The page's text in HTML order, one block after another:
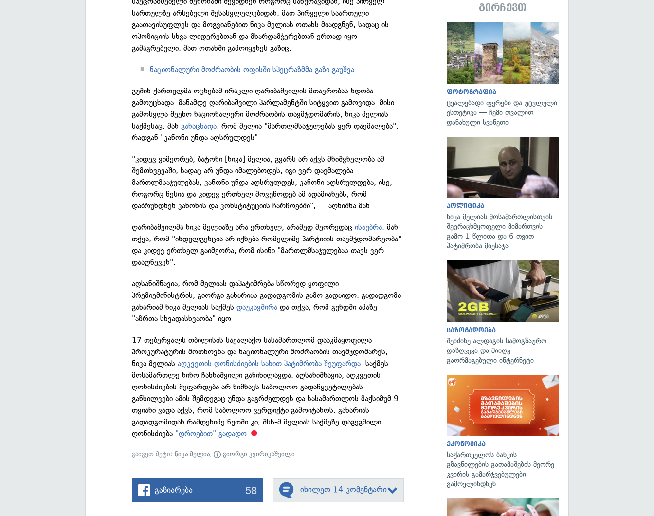
სართულზე არსებული შესასვლელებიდან. მათ პირველი საართული
გაათავისუფლეს და მოგვიანებით ნიკა მელიას ოთახს მიადგნენ, სადაც ის
ოპოზიციის სხვა ლიდერებთან და მხარდამჭერებთან ერთად იყო
გამაგრებული. მათ ოთახში გამოიყენეს გაზიც.
ნაციონალური მოძრაობის ოფისში სპეცრაზმმა გაზი გაუშვა
გუშინ ქართულმა ოცნებამ ირაკლი ღარიბაშვილის მთავრობას ნდობა
გამოუცხადა. მანამდე ღარიბაშვილი პარლამენტში სიტყვით გამოვიდა. მისი
გამოსვლა შეეხო ნაციონალური მოძრაობის თავმჯდომარის, ნიკა მელიას
საქმესაც. მანგანაცხადა, რომ მელია "მართლმსაჯულებას ვერ დაემალება",
რადგან "კანონი უნდა აღსრულდეს".
"კიდევ ვიმეორებ, ბატონი [ნიკა] მელია, გვარს არ აქვს მნიშვნელობა ამ
შემთხვევაში, სადაც არ უნდა იმალებოდეს, იგი ვერ დაემალება
მართლმსაჯულებას, კანონი უნდა აღსრულდეს, კანონი აღსრულდება, ისე,
როგორც წესია და კიდევ ერთხელ მოვუწოდებ ამ ადამიანებს, რომ
დაბრუნდნენ კანონის და კონსტიტუციის ჩარჩოებში", — აღნიშნა მან.
ღარიბაშვილმა ნიკა მელიაზე არა ერთხელ, არამედ მეორედაცისაუბრა. მან
თქვა, რომ "ინდულგენცია არ იქნება რომელიმე პარტიიის თავმჯდომარეობა"
და კიდევ ერთხელ გაიმეორა, რომ ისინი "მართლმსაჯულებას თავს ვერ
დააღწევენ".
აღსანიშნავია, რომ მელიას დაპატიმრება სწორედ ყოფილი
პრემიემინისტრის, გიორგი გახარიას გადადგომის გამო გადაიდო. გადადგომა
გახარიამ ნიკა მელიას საქმესდაუკავშირა და თქვა, რომ გუნდში ამაზე
"აზრთა სხვადასხვაობა" იყო.
17 თებერვალს თბილისის საქალაქო სასამართლომ დააკმაყოფილა
პროკურატურის მოთხოვნა და ნაციონალური მოძრაობის თავმჯდომარეს,
ნიკა მელიასაღკვეთის ღონისძიების სახით პატიმრობა შეუფარდა. საქმეს
მოსამართლე ნინო ჩახნაშვილი განიხილავდა. აღსანიშნავია, აღკვეთის
ღონისძიების შეფარდება არ ნიშნავს საბოლოო გადაწყვეტილებას —
განხილვები ამის შემდეგაც უნდა გაგრძელდეს და სასამართლოს მაქსიმუმ 9-
თვიანი ვადა აქვს, რომ საბოლოო ვერდიქტი გამოიტანოს. გახარიას
გადადგომიდან რამდენიმე წუთში კი, შსს-მ მელიას საქმეზე დაგეგმილი
ღონისძიება "დროებით" გადადო.
გაიგეთ მეტი:ნიკა მელია, გიორგი კვირიკაშვილი
გაზიარება 58 იხილეთ 14 კომენტარი
გირჩევთ
ფოტოგრაფია
ცვალებადი ფერები და უცვლელი
ესთეტიკა — ჩემი თვალით
დანახული სვანეთი
პოლიტიკა
ნიკა მელიას მოსამართლისთვის
შეურაცხმყოფელი მიმართვის
გამო 1 წლითა და 6 თვით
პატიმრობა მიესაჯა
საზოგადოება
შეიძინე ალდაგის სამოგზაურო
დაზღვევა და მიიღე
გაორმაგებული ინტერნეტი
ეკონომიკა
საქართველოს ბანკის
გზავნილების გათამაშების მეორე
კვირის გამარჯვებულები
გამოვლინდნენ